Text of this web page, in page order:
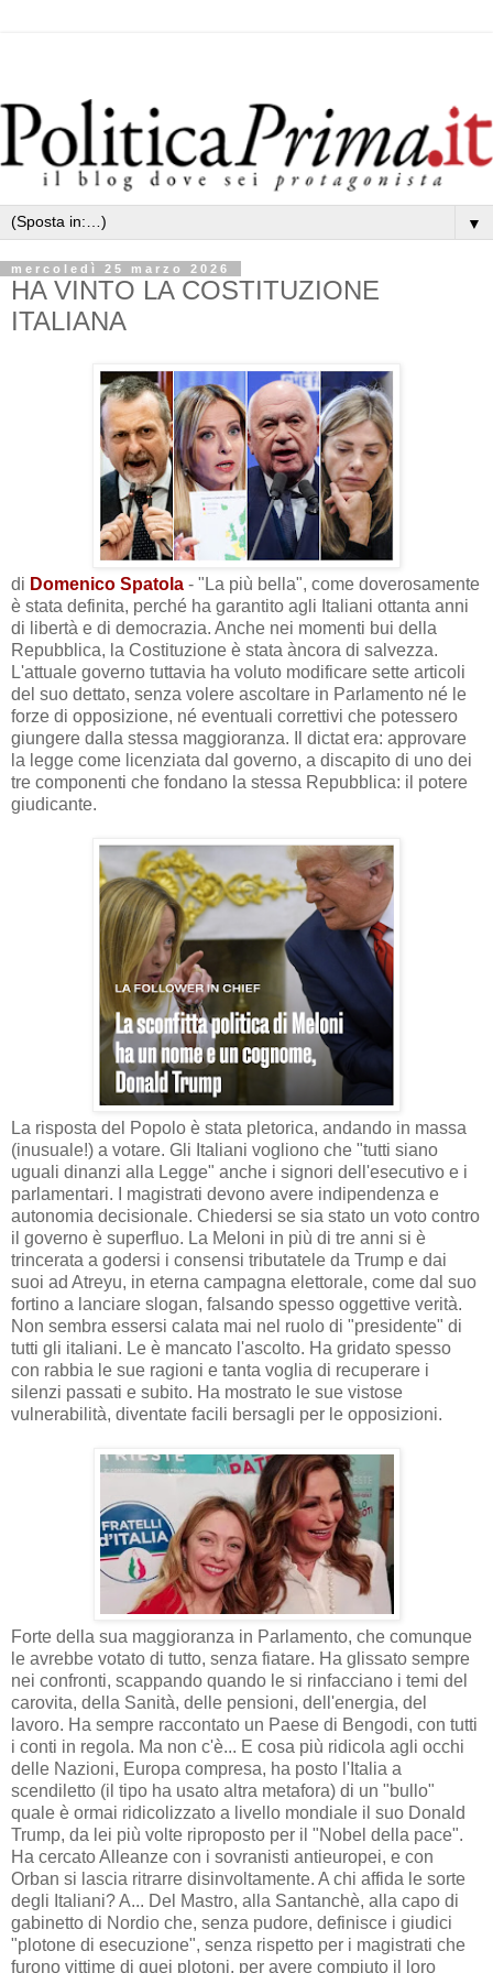
▼
mercoledì 25 marzo 2026
HA VINTO LA COSTITUZIONE
ITALIANA
di Domenico Spatola - "La più bella", come doverosamente
è stata definita, perché ha garantito agli Italiani ottanta anni
di libertà e di democrazia. Anche nei momenti bui della
Repubblica, la Costituzione è stata àncora di salvezza.
L'attuale governo tuttavia ha voluto modificare sette articoli
del suo dettato, senza volere ascoltare in Parlamento né le
forze di opposizione, né eventuali correttivi che potessero
giungere dalla stessa maggioranza. Il dictat era: approvare
la legge come licenziata dal governo, a discapito di uno dei
tre componenti che fondano la stessa Repubblica: il potere
giudicante.
La risposta del Popolo è stata pletorica, andando in massa
(inusuale!) a votare. Gli Italiani vogliono che "tutti siano
uguali dinanzi alla Legge" anche i signori dell'esecutivo e i
parlamentari. I magistrati devono avere indipendenza e
autonomia decisionale. Chiedersi se sia stato un voto contro
il governo è superfluo. La Meloni in più di tre anni si è
trincerata a godersi i consensi tributatele da Trump e dai
suoi ad Atreyu, in eterna campagna elettorale, come dal suo
fortino a lanciare slogan, falsando spesso oggettive verità.
Non sembra essersi calata mai nel ruolo di "presidente" di
tutti gli italiani. Le è mancato l'ascolto. Ha gridato spesso
con rabbia le sue ragioni e tanta voglia di recuperare i
silenzi passati e subito. Ha mostrato le sue vistose
vulnerabilità, diventate facili bersagli per le opposizioni.
Forte della sua maggioranza in Parlamento, che comunque
le avrebbe votato di tutto, senza fiatare. Ha glissato sempre
nei confronti, scappando quando le si rinfacciano i temi del
carovita, della Sanità, delle pensioni, dell'energia, del
lavoro. Ha sempre raccontato un Paese di Bengodi, con tutti
i conti in regola. Ma non c'è... E cosa più ridicola agli occhi
delle Nazioni, Europa compresa, ha posto l'Italia a
scendiletto (il tipo ha usato altra metafora) di un "bullo"
quale è ormai ridicolizzato a livello mondiale il suo Donald
Trump, da lei più volte riproposto per il "Nobel della pace".
Ha cercato Alleanze con i sovranisti antieuropei, e con
Orban si lascia ritrarre disinvoltamente. A chi affida le sorte
degli Italiani? A... Del Mastro, alla Santanchè, alla capo di
gabinetto di Nordio che, senza pudore, definisce i giudici
"plotone di esecuzione", senza rispetto per i magistrati che
furono vittime di quei plotoni, per avere compiuto il loro